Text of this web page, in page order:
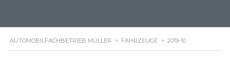
AUTOMOBILFACHBETRIEB MÜLLER > FAHRZEUGE > 2019-10